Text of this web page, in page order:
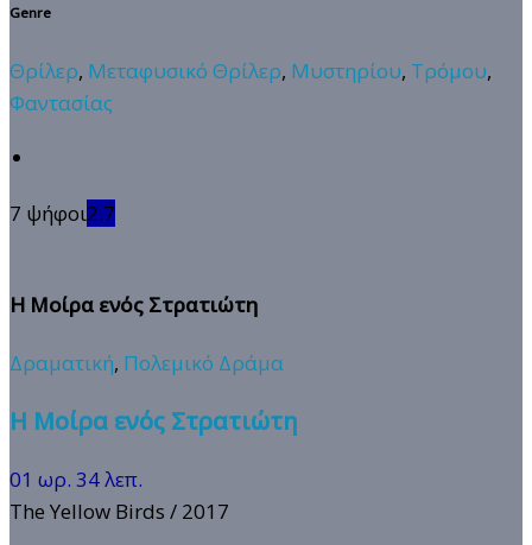
Genre
Θρίλερ, Μεταφυσικό Θρίλερ, Μυστηρίου, Τρόμου,
Φαντασίας
7 ψήφοι2.7
Η Μοίρα ενός Στρατιώτη
Δραματική, Πολεμικό Δράμα
Η Μοίρα ενός Στρατιώτη
01 ωρ. 34 λεπ.
The Yellow Birds / 2017